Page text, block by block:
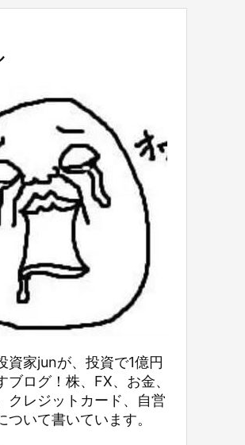
資家junが、投資で1億円
ブログ！株、FX、お金、
クレジットカード、自営
ついて書いています。